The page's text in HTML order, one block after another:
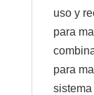
uso y
para
para